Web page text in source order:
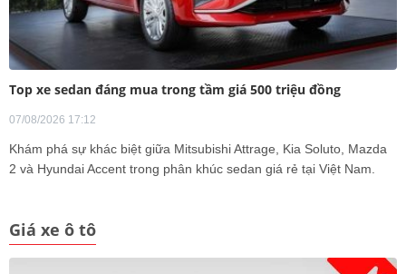
Top xe sedan đáng mua trong tầm giá 500 triệu đồng
07/08/2026 17:12
Khám phá sự khác biệt giữa Mitsubishi Attrage, Kia Soluto, Mazda
2 và Hyundai Accent trong phân khúc sedan giá rẻ tại Việt Nam.
Giá xe ô tô